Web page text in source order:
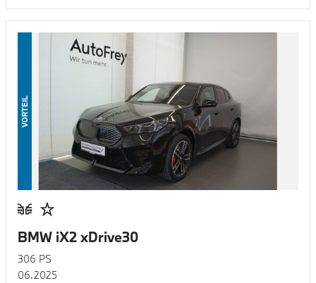
VORTEIL
BMW iX2 xDrive30
306 PS
06.2025